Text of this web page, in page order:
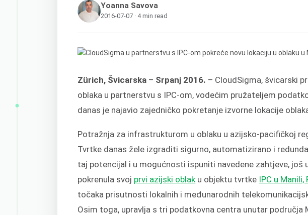
Yoanna Savova
2016-07-07 · 4 min read
Zürich, Švicarska – Srpanj 2016. – CloudSigma, švicarski
oblaka u partnerstvu s IPC-om, vodećim pružateljem
danas je najavio zajedničko pokretanje izvorne lokacije
Potražnja za infrastrukturom u oblaku u azijsko-pacifičkoj
Tvrtke danas žele izgraditi sigurno, automatizirano i
taj potencijal i u mogućnosti ispuniti navedene zahtjeve, još
pokrenula svoj prvi azijski oblak u objektu tvrtke IPC u Manili,
točaka prisutnosti lokalnih i međunarodnih
Osim toga, upravlja s tri podatkovna centra unutar područja